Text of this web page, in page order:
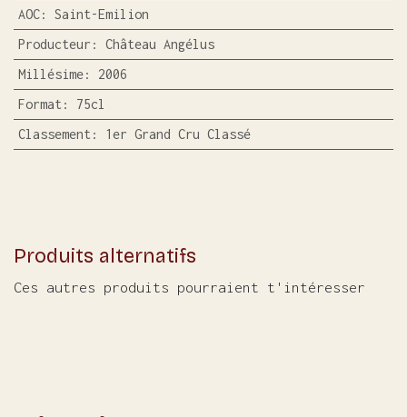
AOC: Saint-Emilion
Producteur : Château Angélus
Millésime: 2006
Format : 75cl
Classement : 1er Grand Cru Classé
Produits alternatifs
Ces autres produits pourraient t'intéresser